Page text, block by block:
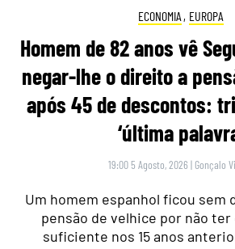
ECONOMIA , EUROPA
Homem de 82 anos vê
negar-lhe o direito a
após 45 de descontos:
‘última
19:00 5 Agosto, 2026 | Gonçalo
Um homem espanhol ficou sem
pensão de velhice por não
suficiente nos 15 anos